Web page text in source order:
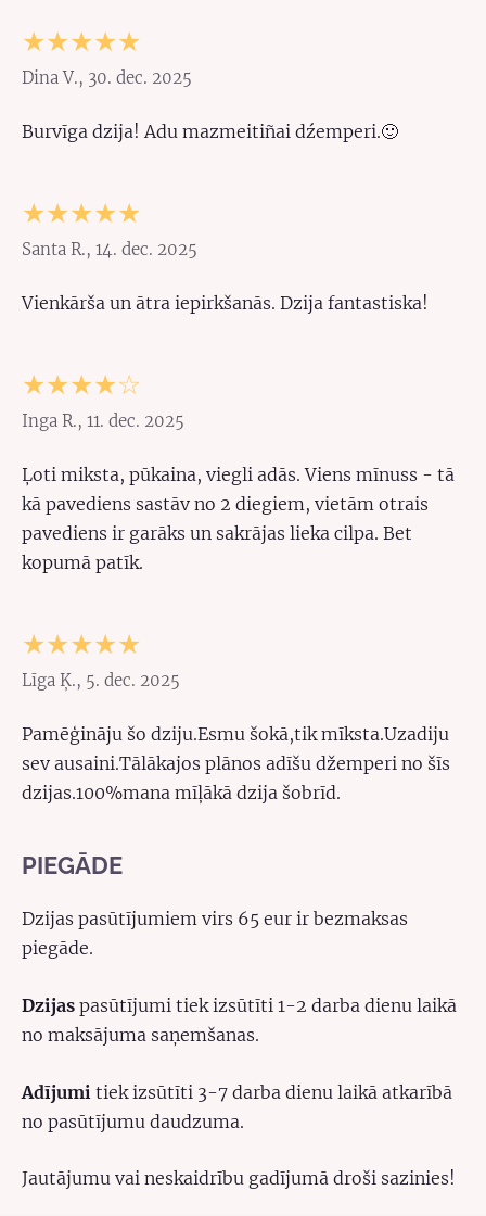
PIEGĀDE
Dzijas pasūtījumiem virs 65 eur ir bezmaksas
piegāde.
Dzijas pasūtījumi tiek izsūtīti 1-2 darba dienu laikā
no maksājuma saņemšanas.
Adījumi tiek izsūtīti 3-7 darba dienu laikā atkarībā
no pasūtījumu daudzuma.
Jautājumu vai neskaidrību gadījumā droši sazinies!
★★★★★
Dina V., 30. dec. 2025
Burvīga dzija! Adu mazmeitiñai dźemperi.🙂
★★★★★
Santa R., 14. dec. 2025
Vienkārša un ātra iepirkšanās. Dzija fantastiska!
★★★★☆
Inga R., 11. dec. 2025
Ļoti miksta, pūkaina, viegli adās. Viens mīnuss - tā
kā pavediens sastāv no 2 diegiem, vietām otrais
pavediens ir garāks un sakrājas lieka cilpa. Bet
kopumā patīk.
★★★★★
Līga Ķ., 5. dec. 2025
Pamēģināju šo dziju.Esmu šokā,tik mīksta.Uzadiju
sev ausaini.Tālākajos plānos adīšu džemperi no šīs
dzijas.100%mana mīļākā dzija šobrīd.